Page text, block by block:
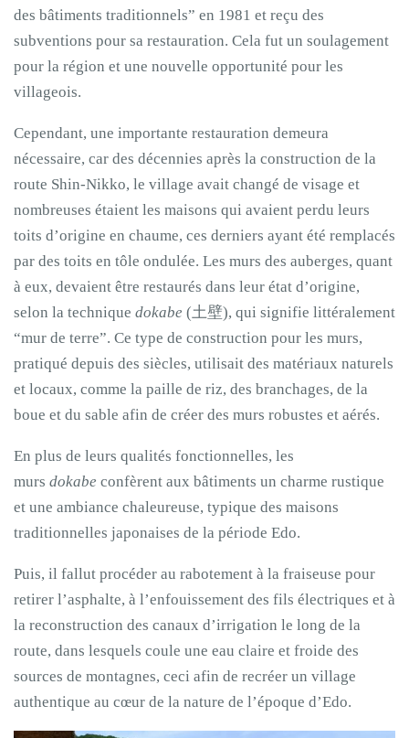
des bâtiments traditionnels” en 1981 et reçu des
subventions pour sa restauration. Cela fut un soulagement
pour la région et une nouvelle opportunité pour les
villageois.
Cependant, une importante restauration demeura
nécessaire, car des décennies après la construction de la
route Shin-Nikko, le village avait changé de visage et
nombreuses étaient les maisons qui avaient perdu leurs
toits d’origine en chaume, ces derniers ayant été remplacés
par des toits en tôle ondulée. Les murs des auberges, quant
à eux, devaient être restaurés dans leur état d’origine,
selon la technique dokabe (土壁), qui signifie littéralement
“mur de terre”. Ce type de construction pour les murs,
pratiqué depuis des siècles, utilisait des matériaux naturels
et locaux, comme la paille de riz, des branchages, de la
boue et du sable afin de créer des murs robustes et aérés.
En plus de leurs qualités fonctionnelles, les
murs dokabe confèrent aux bâtiments un charme rustique
et une ambiance chaleureuse, typique des maisons
traditionnelles japonaises de la période Edo.
Puis, il fallut procéder au rabotement à la fraiseuse pour
retirer l’asphalte, à l’enfouissement des fils électriques et à
la reconstruction des canaux d’irrigation le long de la
route, dans lesquels coule une eau claire et froide des
sources de montagnes, ceci afin de recréer un village
authentique au cœur de la nature de l’époque d’Edo.